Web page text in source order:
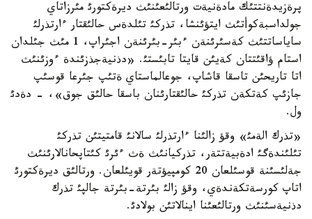
پرةزيدةنتتئك مادةنيةت ورتالئعئنئث ديرةكتورئ مئرزاتاي
جولداسبةكوأتئث ايتؤئنشا، تذركئ تئلدةس حالئقتار ءارتذرلئ
ساياساتتئث كةسئرئنةن ءبئر-بئرئنةن اجئراپ، 1 مئث جئلدان
استام ؤاقئتتان كةيئن قايتا تابئستئ. «دذنيةجذزئندة ءوزئنئث
اتا تاريحئن تاسقا قاشاپ، جوعالماستاي ةتئپ جئرعا قوسئپ
جازئپ كةتكةن تذركئ حالئقتارئنان باسقا حالئق جوق»، - دةدئ
ول.
«تذرك الةمئ» وقؤ زالئنا ءارتذرلئ سالانئ قامتيتئن تذركئ
تئلئندةگئ ادةبيةتتةر، تذركيانئث ةث ءئرئ كئتاپحانالارئنئث
جةلئسئنة قوسئلعان 20 كومپيؤتةر قويئلعان. ورتالئق ديرةكتورئ
اتاپ كورسةتكةندةي، وقؤ زالئ بئرتة-بئرتة جالپئ تذرك
دذنيةسئنئث ورتالئعئنا اينالاتئن بولادئ.